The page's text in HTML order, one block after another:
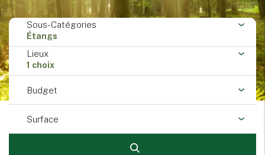
Sous-Catégories
Étangs
Lieux
1 choix
Budget
Surface